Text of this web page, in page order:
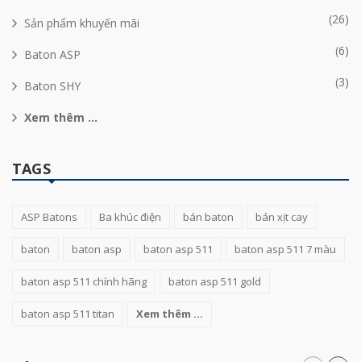
Sản phẩm khuyến mãi (26)
Baton ASP (6)
Baton SHY (3)
Xem thêm ...
TAGS
ASP Batons Ba khúc điện bán baton bán xịt cay
baton baton asp baton asp 511 baton asp 511 7 màu
baton asp 511 chính hãng baton asp 511 gold
baton asp 511 titan Xem thêm ...